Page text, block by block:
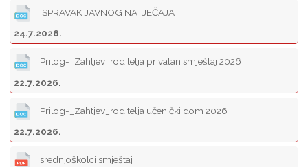
ISPRAVAK JAVNOG NATJEČAJA
24.7.2026.
Prilog-_Zahtjev_roditelja privatan smještaj 2026
22.7.2026.
Prilog-_Zahtjev_roditelja učenički dom 2026
22.7.2026.
srednjoškolci smještaj